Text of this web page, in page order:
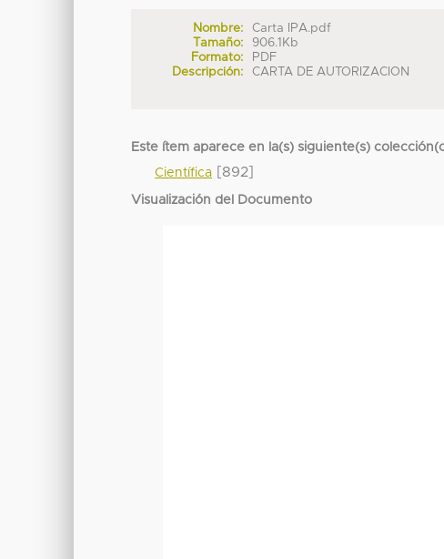
Nombre:
Carta IPA.pdf
Tamaño:
906.1Kb
Formato:
PDF
Descripción:
CARTA DE AUTORIZACION
Este ítem aparece en la(s) siguiente(s)
Científica [892]
Visualización del Documento